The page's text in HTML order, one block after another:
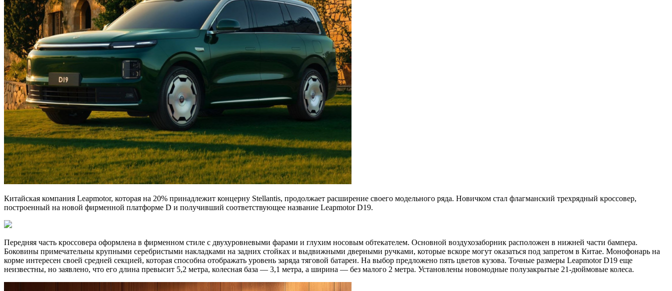
Китайская компания Leapmotor, которая на 20% принадлежит концерну Stellantis, продолжает расширение своего модельного ряда. Новичком стал флагманский трехрядный кроссовер,
построенный на новой фирменной платформе D и получивший соответствующее название Leapmotor D19.
Передняя часть кроссовера оформлена в фирменном стиле с двухуровневыми фарами и глухим носовым обтекателем. Основной воздухозаборник расположен в нижней части бампера.
Боковины примечательны крупными серебристыми накладками на задних стойках и выдвижными дверными ручками, которые вскоре могут оказаться под запретом в Китае. Монофонарь на
корме интересен своей средней секцией, которая способна отображать уровень заряда тяговой батареи. На выбор предложено пять цветов кузова. Точные размеры Leapmotor D19 еще
неизвестны, но заявлено, что его длина превысит 5,2 метра, колесная база — 3,1 метра, а ширина — без малого 2 метра. Установлены новомодные полузакрытые 21-дюймовые колеса.